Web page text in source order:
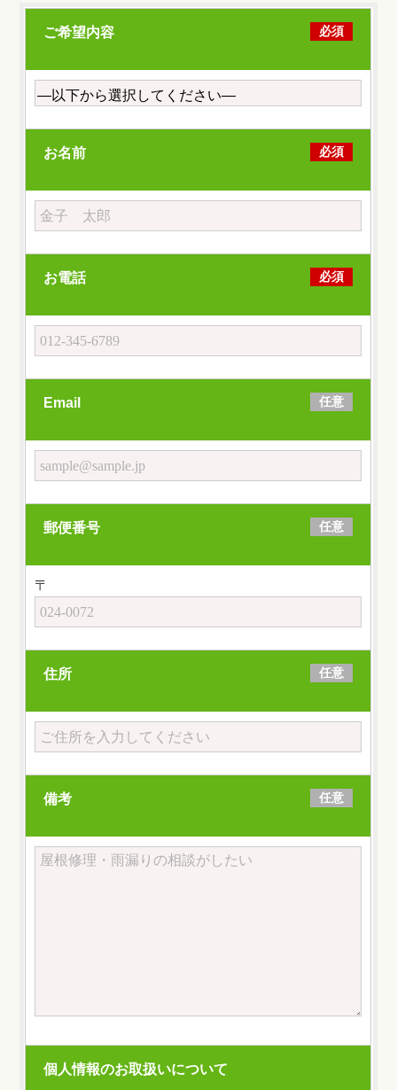
ご希望内容 必須
お名前 必須
お電話 必須
Email 任意
郵便番号 任意
〒
住所 任意
備考 任意
個人情報のお取扱いについて